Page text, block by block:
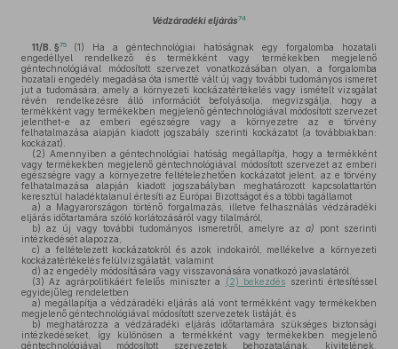
Védzáradéki eljárás74
11/B. §75 (1) Ha a géntechnológiai hatóságnak egy forgalomba hozatali
engedéllyel rendelkező és termékként vagy termékekben megjelenő
géntechnológiával módosított szervezet vonatkozásában olyan, a forgalomba
hozatali engedély megadása óta ismertté vált új vagy további tudományos ismeret
jut a tudomására, amely a környezeti kockázatértékelés vagy ismételt vizsgálat
révén rendelkezésre álló információt befolyásolja, megvizsgálja, hogy a
termékként vagy termékekben megjelenő géntechnológiával módosított szervezet
jelenthet-e az emberi egészségre vagy a környezetre az e törvény
felhatalmazása alapján kiadott jogszabály szerinti kockázatot (a továbbiakban:
kockázat).
(2) Amennyiben a géntechnológiai hatóság megállapítja, hogy a termékként
vagy termékekben megjelenő géntechnológiával módosított szervezet az emberi
egészségre vagy a környezetre feltételezhetően kockázatot jelent, az e törvény
felhatalmazása alapján kiadott jogszabályban meghatározott kapcsolattartón
keresztül haladéktalanul értesíti az Európai Bizottságot és a többi tagállamot
a) a Magyarországon történő forgalmazás, illetve felhasználás védzáradéki
eljárás időtartamára szóló korlátozásáról vagy tilalmáról,
b) az új vagy további tudományos ismeretről, amelyre az a) pont szerinti
intézkedését alapozza,
c) a feltételezett kockázatokról és azok indokairól, mellékelve a környezeti
kockázatértékelés felülvizsgálatát, valamint
d) az engedély módosítására vagy visszavonására vonatkozó javaslatáról.
(3) Az agrárpolitikáért felelős miniszter a (2) bekezdés szerinti értesítéssel
egyidejűleg rendeletben
a) megállapítja a védzáradéki eljárás alá vont termékként vagy termékekben
megjelenő géntechnológiával módosított szervezetek listáját, és
b) meghatározza a védzáradéki eljárás időtartamára szükséges biztonsági
intézkedéseket, így különösen a termékként vagy termékekben megjelenő
géntechnológiával módosított szervezetek behozatalának, kivitelének,